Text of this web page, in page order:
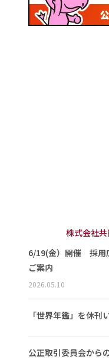
株式会社
6/19(金）開催 採用
ご案内
2026.05.10
「世界年鑑」を休刊
公正取引委員会から